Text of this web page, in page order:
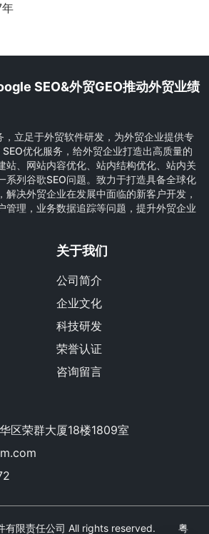
SEO&外贸GEO推动外贸业绩
立足于外贸软件研发，为外贸企业提供专
优化服务，给外贸企业打造出高质量的
站、网站内容优化、站内结构优化、站内关
系列谷歌SEO问题。致力于打造具备全球化
解决外贸企业在发展中面临的新客户开发，
管理，业务数据追踪等问题，提升外贸企业
关于我们
公司简介
企业文化
科技研发
荣誉认证
咨询留言
区荣群大厦18楼1809室
有限责任公司 All rights reserved. 粤